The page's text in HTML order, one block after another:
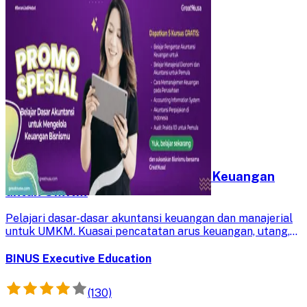
Kursus Gratis: Membuat Laporan Keuangan
untuk UMKM
Pelajari dasar-dasar akuntansi keuangan dan manajerial
untuk UMKM. Kuasai pencatatan arus keuangan, utang,
baik dan terukur.
BINUS Executive Education
(130)